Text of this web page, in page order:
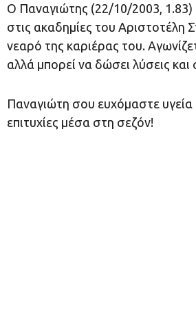
Ο Παναγιώτης (22/10/2003, 1.83)
στις ακαδημίες του Αριστοτέλη
νεαρό της καριέρας του.
αλλά μπορεί να δώσει λύσεις και
Παναγιώτη σου ευχόμαστε υγεία
επιτυχίες μέσα στη σεζόν!